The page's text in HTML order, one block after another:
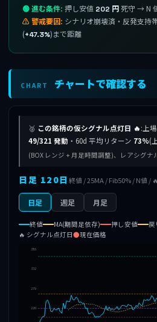
🟢 進む条件: 押し安値 202 円 死守 → N
⚠ 警戒要因: シナリオ崩壊済・反発支持
(+47.3%)まで距離
CHART チャートで確認する
🥈 この銘柄の仮シグナル点灯日 🔥:上
49/321 発動 ・60d 平均リターン 73%(
(BOX レンジ + 月足時間調整)、レアシグナ
日足 120日終値 / 25MA / Fib50% / N値 /
日足 週足 月足
終値 MA(期間足依存) 押し安値 戻
🔥 シグナル点灯日●現在価格
385
332
279
226